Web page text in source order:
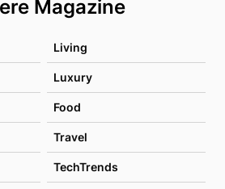
Magazine
Living
Luxury
Food
Travel
TechTrends